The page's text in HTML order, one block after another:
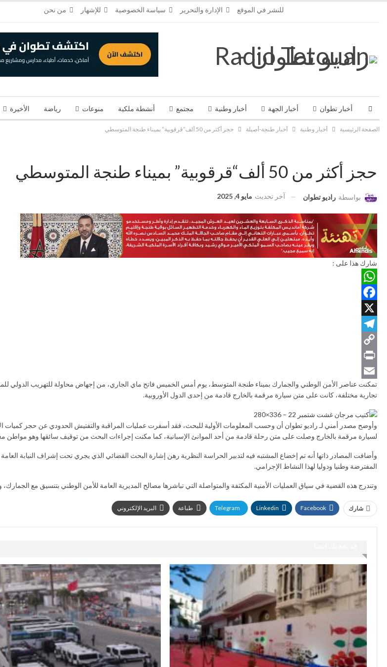
للنشر في الموقع الإدارة والتحرير سياسة الخصوصية للإشهار من نحن
أخبار تطوان أخبار الجهة أخبار وطنية مجتمع أنشطة ملكية منوعات رياضة الأخيرة
الصفحة الرئيسية أخبار وطنية أخبار طنجة-أصيلة حجز أكثر من 50 ألف‭“‬قرقوبية”‭ ‬بميناء‭ ‬طنجة‭ ‬المتوسطي
حجز أكثر من 50 ألف‭“‬قرقوبية”‭ ‬بميناء‭ ‬طنجة‭ ‬المتوسطي
بواسطة راديو تطوان آخر تحديث مايو 4, 2025
شارك هذا على :
WhatsApp
Facebook
X
Telegram
Copy
Link
Print
Email
تجارية مختلفة، كانت على متن سيارة مرقمة بالخارج قادمة من إحدى الدول الأوروبية.
وأوضح مصدر أمني لـ راديو تطوان أن وحسب المعلومات الأولية للبحث، فقد أسفرت عمليات المراقبة والتفتيش الحدودي عن حجز
لسيارة مرقمة بالخارج وصلت على متن رحلة قادمة من أحد الموانئ الإسبانية، كما مكنت إجراءات البحث من توقيف سائقها وهو مواطن مغربي
وأضافت المصادر ذاتها أنه تم إخضاع المشتبه فيه لتدبير الحراسة النظرية رهن إشارة البحث القضائي الذي يجري تحت إشراف النيابة
المفترضة وطنيا ودوليا لهذا النشاط الإجرامي.
وتندرج هذه القضية في سياق العمليات الأمنية المكثفة والمتواصلة التي تباشرها مصالح المديرية العامة للأمن الوطني بتنسيق مع
شارك Facebook
Linkedin
Telegram طباعة البريد الإلكتروني